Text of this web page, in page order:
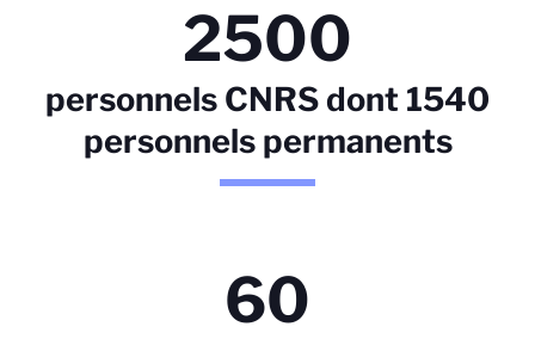
2500
personnels CNRS dont 1540
personnels permanents
60